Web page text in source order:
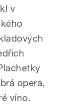
v
opera,
víno.